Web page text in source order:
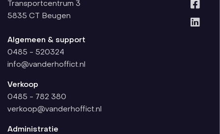
Transportcentrum 3
5835 CT
Beugen
Algemeen & support
0485 - 520324
info@vanderhoffict.nl
Verkoop
0485 - 782 380
verkoop@vanderhoffict.nl
Administratie